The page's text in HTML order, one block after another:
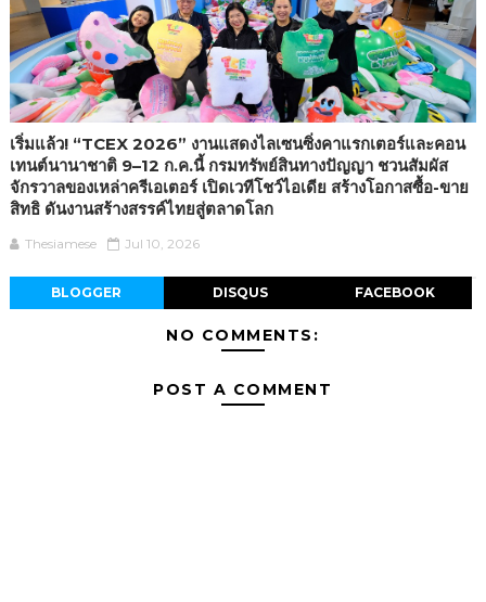
เริ่มแล้ว! “TCEX 2026” งานแสดงไลเซนซิ่งคาแรกเตอร์และคอน
เทนต์นานาชาติ 9–12 ก.ค.นี้ กรมทรัพย์สินทางปัญญา ชวนสัมผัส
จักรวาลของเหล่าครีเอเตอร์ เปิดเวทีโชว์ไอเดีย สร้างโอกาสซื้อ-ขาย
สิทธิ ดันงานสร้างสรรค์ไทยสู่ตลาดโลก
Thesiamese Jul 10, 2026
BLOGGER DISQUS FACEBOOK
NO COMMENTS:
POST A COMMENT